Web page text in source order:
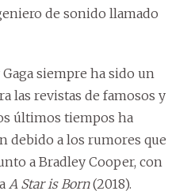
de sonido llamado
siempre ha sido un
las revistas de famosos y
últimos tiempos ha
debido a los rumores que
a Bradley Cooper, con
A Star is Born(2018).